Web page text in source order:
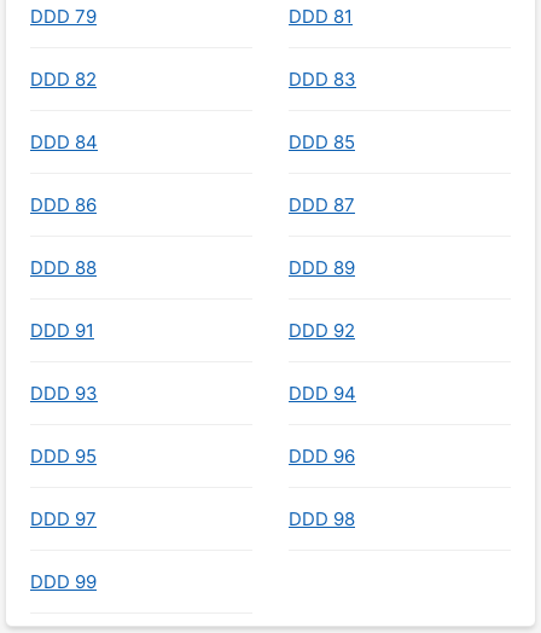
DDD 79 DDD 81
DDD 82 DDD 83
DDD 84 DDD 85
DDD 86 DDD 87
DDD 88 DDD 89
DDD 91 DDD 92
DDD 93 DDD 94
DDD 95 DDD 96
DDD 97 DDD 98
DDD 99